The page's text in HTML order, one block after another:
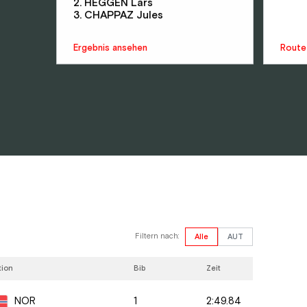
2. HEGGEN Lars
3. CHAPPAZ Jules
Ergebnis ansehen
Filtern nach: Alle AUT
Bib Zeit
NOR 1 2:49.84